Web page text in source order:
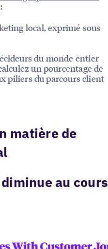
local, exprimé sous
du monde entier
un pourcentage de
piliers du parcours client
matière de
au cours